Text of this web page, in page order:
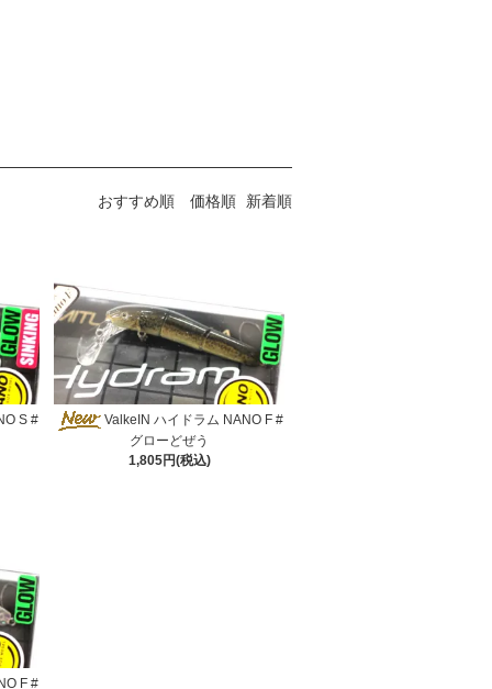
おすすめ順 価格順 新着順
S #
ValkeIN ハイドラム NANO F #
グローどぜう
1,805円(税込)
F #